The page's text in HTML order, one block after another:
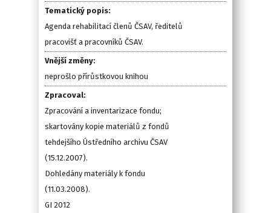
Tematický popis:
Agenda rehabilitací členů ČSAV, ředitelů
pracovišť a pracovníků ČSAV.
Vnější změny:
neprošlo přírůstkovou knihou
Zpracoval:
Zpracování a inventarizace fondu;
skartovány kopie materiálů z fondů
tehdejšího Ústředního archivu ČSAV
(15.12.2007).
Dohledány materiály k fondu
(11.03.2008).
GI 2012